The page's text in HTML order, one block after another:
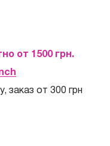
от 1500 грн.
заказ от 300 грн